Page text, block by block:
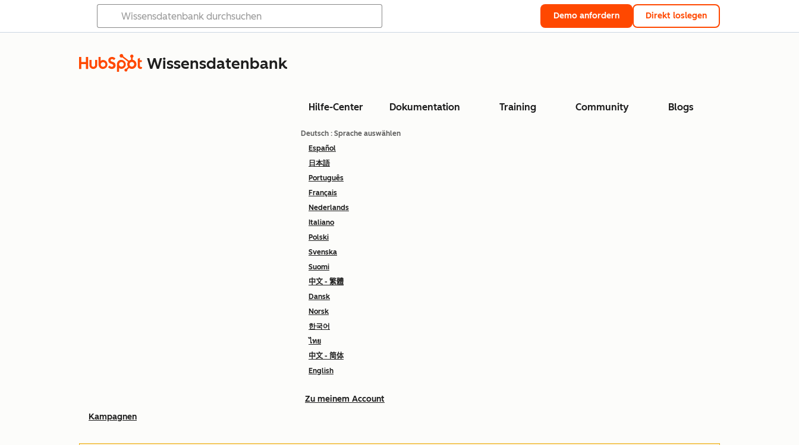
Demo anfordern Direkt loslegen
Wissensdatenbank
Hilfe-Center Dokumentation Training Community Blogs
Deutsch : Sprache auswählen
Español
日本語
Português
Français
Nederlands
Italiano
Polski
Svenska
Suomi
中文 - 繁體
Dansk
Norsk
한국어
ไทย
中文 - 简体
English
Zu meinem Account
Kampagnen